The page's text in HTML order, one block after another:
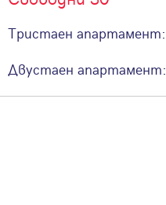
Тристаен апартамент:
Двустаен апартамент: